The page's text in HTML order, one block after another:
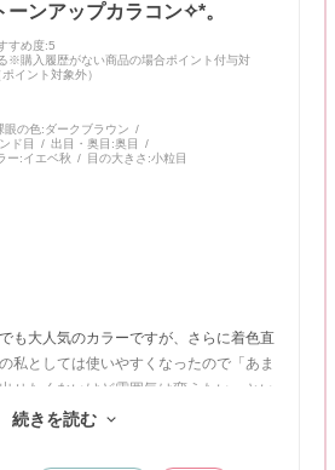
ンアップカラコン✧*。
すめ度:5
※購入履歴がない商品の場合ポイント付与対
イント対象外）
眼の色:ダークブラウン
ド目 出目・奥目:奥目
ー:イエベ秋 目の大きさ:小粒目
も大人気のカラーですが、さらに着色直
私としては使いやすくなったので「あま
せたくないけど雰囲気は変えたい」とい
す！瞳にフィルターをかけたような自然
続きを読む